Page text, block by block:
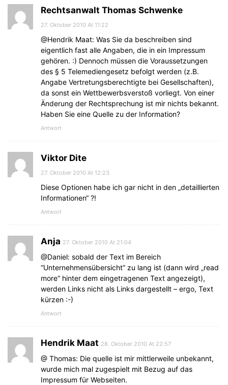
Rechtsanwalt Thomas Schwenke
27. Oktober 2010 At 11:22
@Hendrik Maat: Was Sie da beschreiben sind
eigentlich fast alle Angaben, die in ein Impressum
gehören. :) Dennoch müssen die Voraussetzungen
des § 5 Telemediengesetz befolgt werden (z.B.
Angabe Vertretungsberechtigte bei Gesellschaften),
da sonst ein Wettbewerbsverstoß vorliegt. Von einer
Änderung der Rechtsprechung ist mir nichts bekannt.
Haben Sie eine Quelle zu der Information?
Antwort
Viktor Dite
27. Oktober 2010 At 12:23
Diese Optionen habe ich gar nicht in den „detaillierten
Informationen“ ?!
Antwort
Anja 27. Oktober 2010 At 21:04
@Daniel: sobald der Text im Bereich
“Unternehmensübersicht” zu lang ist (dann wird „read
more“ hinter dem eingetragenen Text angezeigt),
werden Links nicht als Links dargestellt – ergo, Text
kürzen :-)
Antwort
Hendrik Maat 28. Oktober 2010 At 22:57
@ Thomas: Die quelle ist mir mittlerweile unbekannt,
wurde mich mal zugespielt mit Bezug auf das
Impressum für Webseiten.